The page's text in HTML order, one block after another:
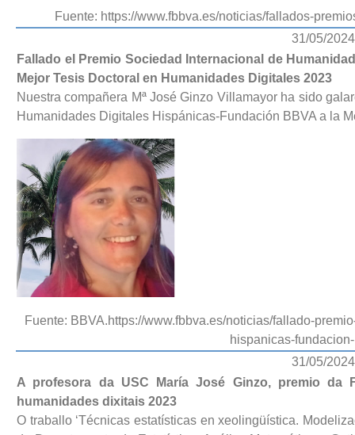
Fuente: https://www.fbbva.es/noticias/fallados-
31/05/2024
Fallado el Premio Sociedad Internacional de
Mejor Tesis Doctoral en Humanidades Digitales 2023
Nuestra compañera Mª José Ginzo Villamayor ha sido
Humanidades Digitales Hispánicas-Fundación BBVA a la
Fuente: BBVA.https://www.fbbva.es/noticias/fallado-
hispanicas-
31/05/2024
A profesora da USC María José Ginzo, premio da
humanidades dixitais 2023
O traballo ‘Técnicas estatísticas en xeolingüística.